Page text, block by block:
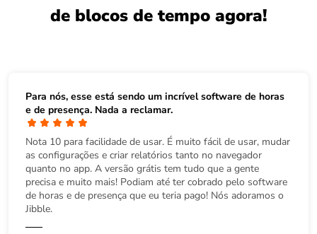
de blocos de tempo agora!
Para nós, esse está sendo um incrívelsoftware de horas
e de presença. Nada a reclamar.
Nota 10 para facilidade de usar. É muito fácil de usar, mudar
as configurações e criar relatórios tanto no navegador
quanto no app. A versão grátis tem tudo que a gente
precisa e muito mais! Podiam até ter cobrado pelo software
de horas e de presença que eu teria pago! Nós adoramos o
Jibble.